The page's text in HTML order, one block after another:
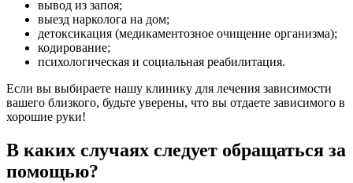
вывод из запоя;
выезд нарколога на дом;
детоксикация (медикаментозное очищение организма);
кодирование;
психологическая и социальная реабилитация.
Если вы выбираете нашу клинику для лечения зависимости
вашего близкого, будьте уверены, что вы отдаете зависимого в
хорошие руки!
В каких случаях следует обращаться за
помощью?